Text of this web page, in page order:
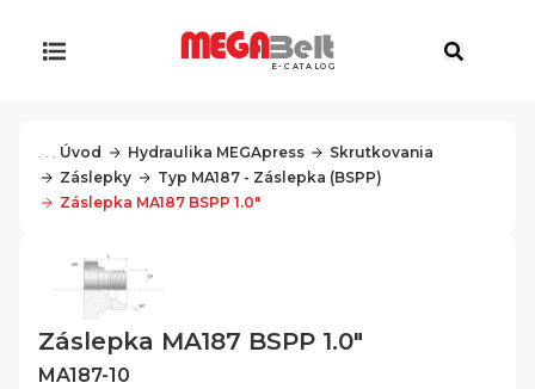
E-CATALOG
. . . Úvod Hydraulika MEGApress
Skrutkovania
Záslepky
Typ MA187 - Záslepka (BSPP)
Záslepka MA187 BSPP 1.0"
Záslepka MA187 BSPP 1.0"
MA187-10